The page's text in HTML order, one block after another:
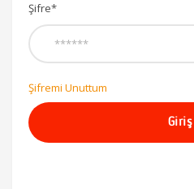
Şifre*
Şifremi Unuttum
Giriş